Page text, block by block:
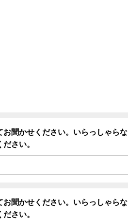
聞かせください。いらっしゃらな
さい。
聞かせください。いらっしゃらな
さい。